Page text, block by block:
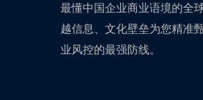
最懂中国企业商业语境的全
越信息、文化壁垒为您精准
业风控的最强防线。